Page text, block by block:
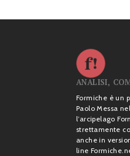
ANALISI,
Formiche è un
Paolo Messa
l’arcipelago
strettamente
anche in
line